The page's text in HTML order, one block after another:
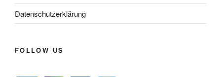
Datenschutzerklärung
FOLLOW US